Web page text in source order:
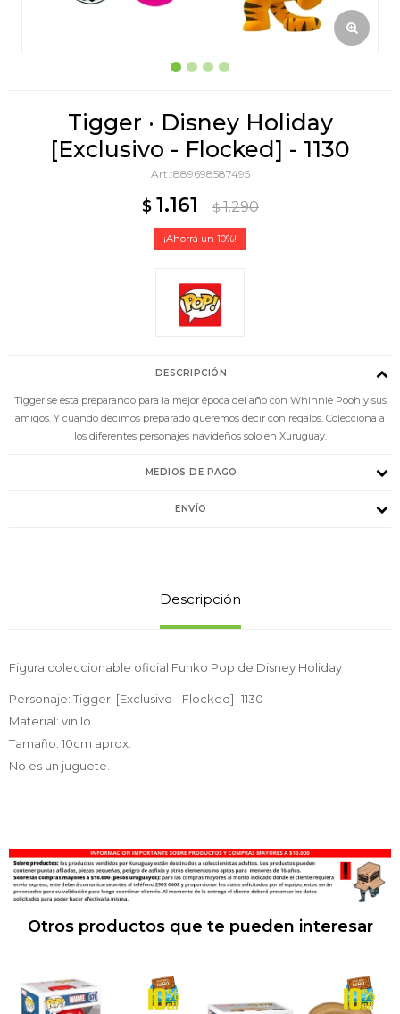
Tigger · Disney Holiday
[Exclusivo - Flocked] - 1130
889698587495
$ 1.161 $ 1.290
10
DESCRIPCIÓN
Tigger se esta preparando para la mejor época del año con Whinnie Pooh y sus
amigos. Y cuando decimos preparado queremos decir con regalos. Colecciona a
los diferentes personajes navideños solo en Xuruguay.
MEDIOS DE PAGO
ENVÍO
Descripción
Figura coleccionable oficial Funko Pop de Disney Holiday
Personaje: Tigger [Exclusivo - Flocked] -1130
Material: vinilo.
Tamaño: 10cm aprox.
No es un juguete.
Otros productos que te pueden interesar